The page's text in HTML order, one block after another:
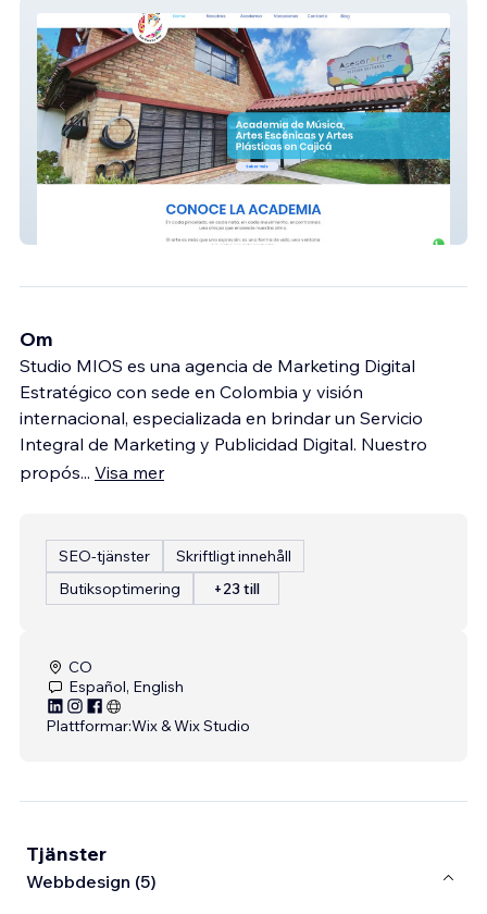
Om
Studio MIOS es una agencia de Marketing Digital
Estratégico con sede en Colombia y visión
internacional, especializada en brindar un Servicio
Integral de Marketing y Publicidad Digital. Nuestro
propós... Visa mer
SEO-tjänster
Skriftligt innehåll
Butiksoptimering
+23 till
CO
Español, English
Plattformar:Wix & Wix Studio
Tjänster
Webbdesign (5)